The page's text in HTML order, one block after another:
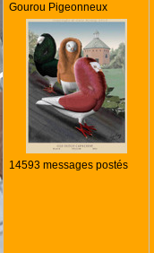
Gourou Pigeonneux
14593 messages postés